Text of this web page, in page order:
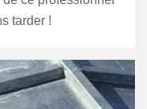
tarder !